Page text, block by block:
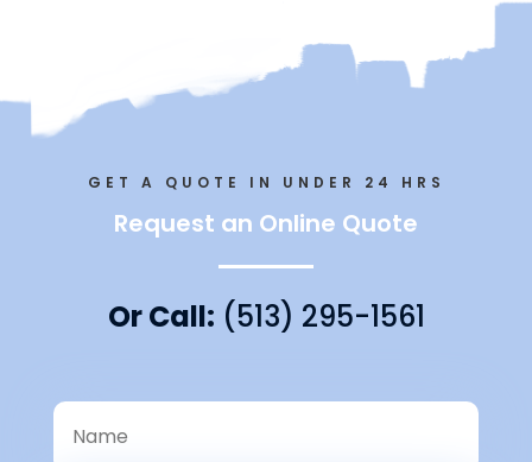
GET A QUOTE IN UNDER 24 HRS
Request an Online Quote
Or Call: (513) 295-1561